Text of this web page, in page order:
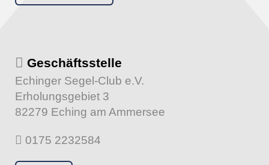
Geschäftsstelle
Echinger Segel-Club e.V.
Erholungsgebiet 3
82279 Eching am Ammersee
0175 2232584